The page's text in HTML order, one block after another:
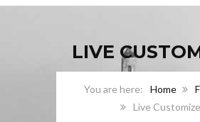
LIVE
Home
Live